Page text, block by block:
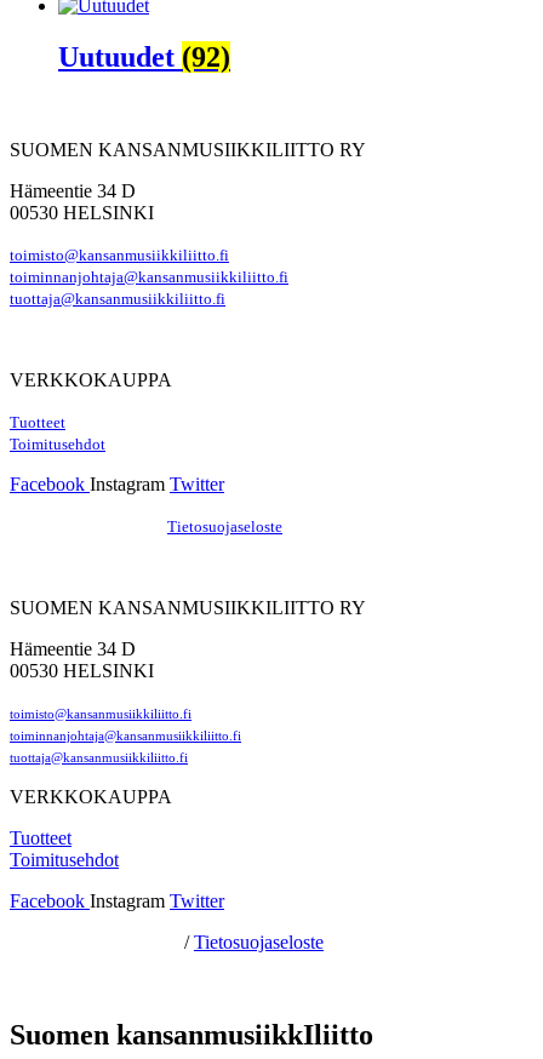
Uutuudet (92)
SUOMEN KANSANMUSIIKKILIITTO RY
Hämeentie 34 D
00530 HELSINKI
toimisto@kansanmusiikkiliitto.fi
toiminnanjohtaja@kansanmusiikkiliitto.fi
tuottaja@kansanmusiikkiliitto.fi
VERKKOKAUPPA
Tuotteet
Toimitusehdot
Facebook Instagram Twitter
Tietosuojaseloste
SUOMEN KANSANMUSIIKKILIITTO RY
Hämeentie 34 D
00530 HELSINKI
toimisto@kansanmusiikkiliitto.fi
toiminnanjohtaja@kansanmusiikkiliitto.fi
tuottaja@kansanmusiikkiliitto.fi
VERKKOKAUPPA
Tuotteet
Toimitusehdot
Facebook Instagram Twitter
/Tietosuojaseloste
Suomen kansanmusiikkIliitto